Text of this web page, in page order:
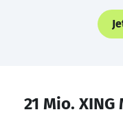
21 Mio.